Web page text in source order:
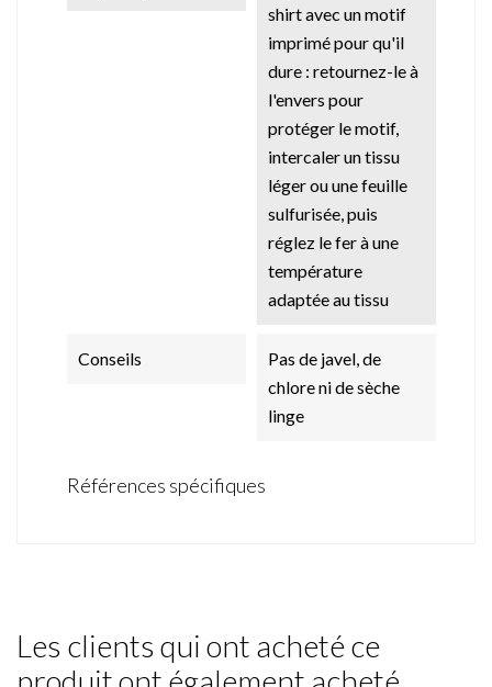
shirt avec un motif
imprimé pour qu'il
dure : retournez-le à
l'envers pour
protéger le motif,
intercaler un tissu
léger ou une feuille
sulfurisée, puis
réglez le fer à une
température
adaptée au tissu
Conseils
Pas de javel, de
chlore ni de sèche
linge
Références spécifiques
Les clients qui ont acheté ce